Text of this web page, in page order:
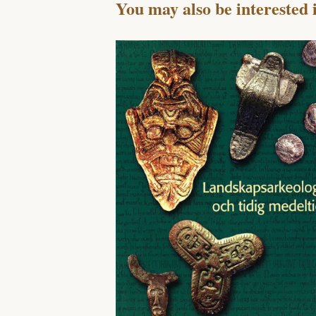
You may also be interested